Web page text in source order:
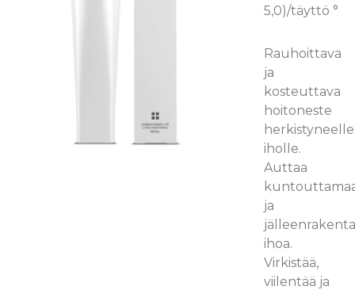
5,0)/täyttö °
Rauhoittava
ja
kosteuttava
hoitoneste
herkistyneelle
iholle.
Auttaa
ja
ihoa.
Virkistää,
viilentää ja